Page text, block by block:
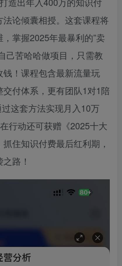
论倾囊相授。这套课程将
掌握2025年最暴利的”卖
苦哈哈做项目，只需教
！课程包含最新流量玩
付体系，更有团队1对1陪
这套方法实现月入10万
行动还可获赠《2025十大
住知识付费最后红利期，
路！